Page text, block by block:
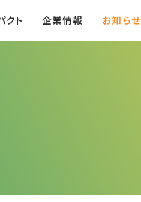
クト 企業情報 お知らせ